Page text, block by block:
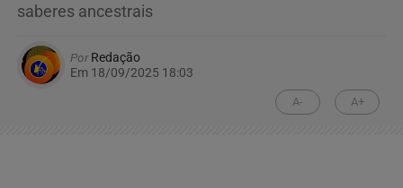
saberes ancestrais
PorRedação
Em 18/09/2025 18:03
A- A+